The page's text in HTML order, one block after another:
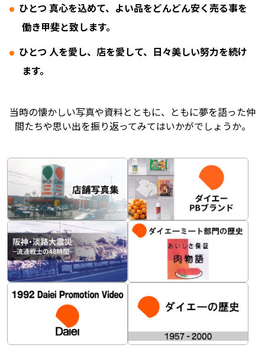
ひとつ 真心を込めて、よい品をどんどん安く売る事を
働き甲斐と致します。
ひとつ 人を愛し、店を愛して、日々美しい努力を続け
ます。
当時の懐かしい写真や資料とともに、ともに夢を語った仲
間たちや思い出を振り返ってみてはいかがでしょうか。